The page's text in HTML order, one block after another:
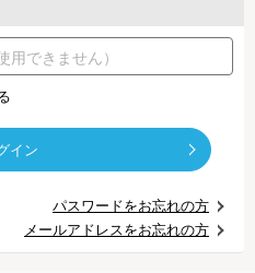
イン
パスワードをお忘れの方
メールアドレスをお忘れの方